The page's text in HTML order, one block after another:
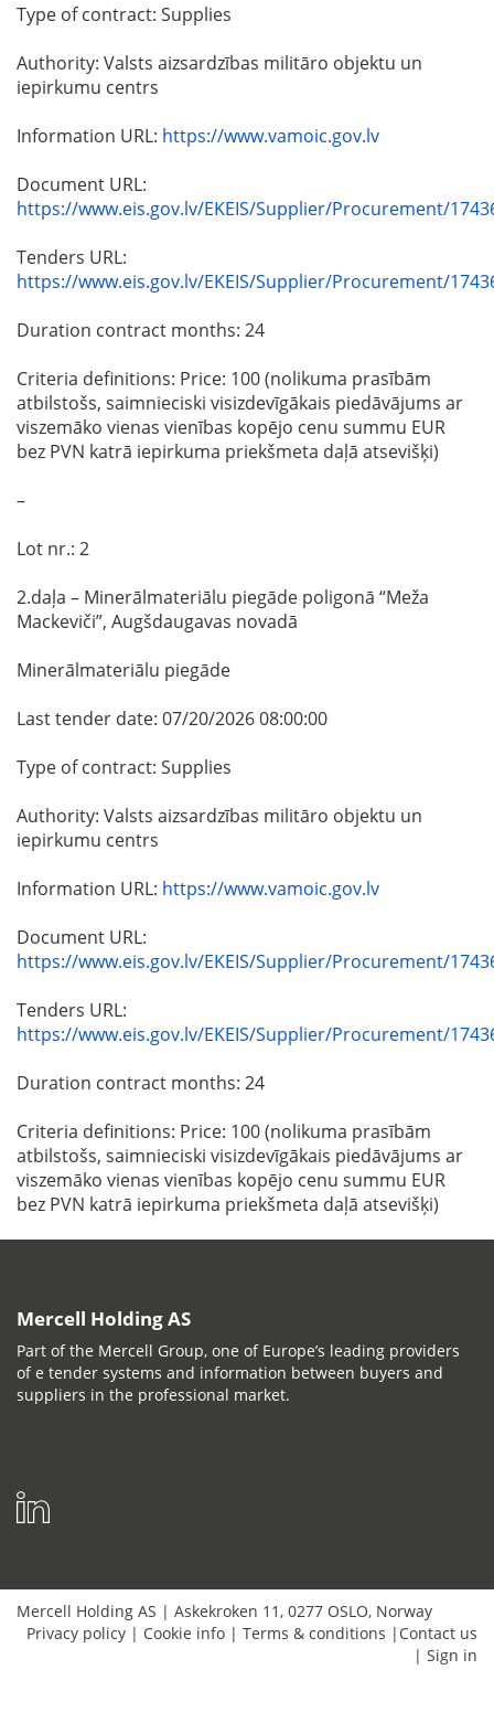
Type of contract: Supplies
Authority: Valsts aizsardzības militāro objektu un
iepirkumu centrs
Information URL: https://www.vamoic.gov.lv
Document URL:
https://www.eis.gov.lv/EKEIS/Supplier/Procurement/
Tenders URL:
https://www.eis.gov.lv/EKEIS/Supplier/Procurement/
Duration contract months: 24
Criteria definitions: Price: 100 (nolikuma prasībām
atbilstošs, saimnieciski visizdevīgākais piedāvājums ar
viszemāko vienas vienības kopējo cenu summu EUR
bez PVN katrā iepirkuma priekšmeta daļā atsevišķi)
–
Lot nr.: 2
2.daļa – Minerālmateriālu piegāde poligonā “Meža
Mackeviči”, Augšdaugavas novadā
Minerālmateriālu piegāde
Last tender date: 07/20/2026 08:00:00
Type of contract: Supplies
Authority: Valsts aizsardzības militāro objektu un
iepirkumu centrs
Information URL: https://www.vamoic.gov.lv
Document URL:
https://www.eis.gov.lv/EKEIS/Supplier/Procurement/
Tenders URL:
https://www.eis.gov.lv/EKEIS/Supplier/Procurement/
Duration contract months: 24
Criteria definitions: Price: 100 (nolikuma prasībām
atbilstošs, saimnieciski visizdevīgākais piedāvājums ar
viszemāko vienas vienības kopējo cenu summu EUR
bez PVN katrā iepirkuma priekšmeta daļā atsevišķi)
Mercell Holding AS
Part of the Mercell Group, one of Europe’s leading providers
of e tender systems and information between buyers and
suppliers in the professional market.
Mercell Holding AS | Askekroken 11, 0277 OSLO, Norway
Privacy policy | Cookie info | Terms & conditions | Contact us
| Sign in